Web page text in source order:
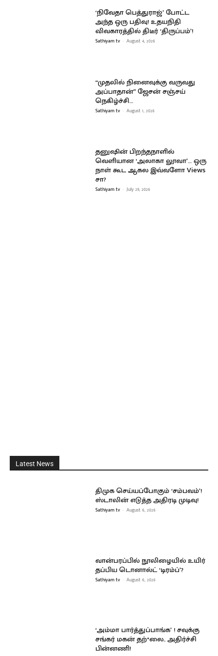
‘நிவேதா பெத்துராஜ்’ போட்ட
அந்த ஒரு பதிவு! உதயநிதி
விவகாரத்தில் திடீர் ‘திருப்பம்’!
Sathiyam tv - August 4, 2026
“முதலில் நினைவுக்கு வருவது
அப்பாதான்” ஜேசன் சஞ்சய்
நெகிழ்ச்சி…
Sathiyam tv - August 1, 2026
தனுஷின் பிறந்தநாளில்
வெளியான ‘அலாகா லூவா’… ஒரு
நாள் கூட ஆகல இவ்வளோ Views
சா?
Sathiyam tv - July 29, 2026
Latest News
திமுக செய்யப்போகும் ‘சம்பவம்’!
ஸ்டாலின் எடுத்த அதிரடி முடிவு!
Sathiyam tv - August 6, 2026
வான்பரப்பில் நூலிழையில் உயிர்
தப்பிய டொனால்ட் ‘டிரம்ப்’?
Sathiyam tv - August 6, 2026
‘அம்மா பார்த்துப்பாங்க’ ! சவுக்கு
சங்கர் மகன் தற்*லை.. அதிர்ச்சி
பின்னணி!